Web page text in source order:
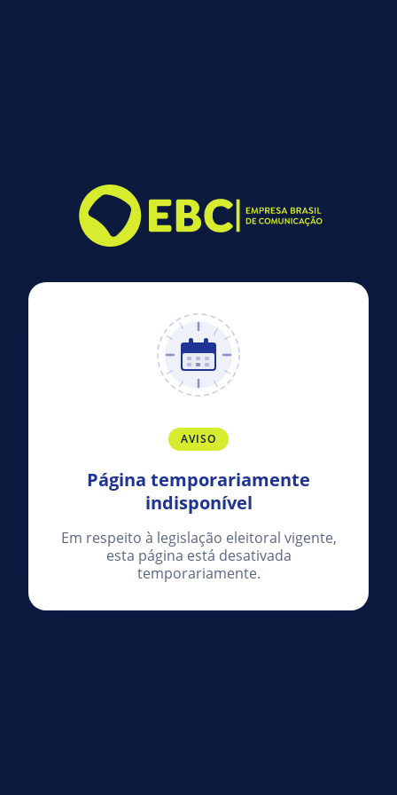
AVISO
Página temporariamente
indisponível
Em respeito à legislação eleitoral vigente,
esta página está desativada
temporariamente.